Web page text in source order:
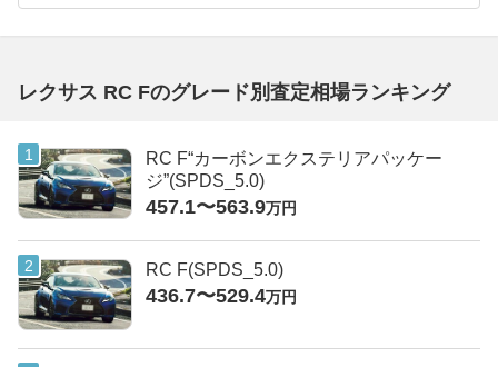
レクサス RC Fのグレード別査定相場ランキング
RC F“カーボンエクステリアパッケー
ジ”(SPDS_5.0)
457.1〜563.9万円
RC F(SPDS_5.0)
436.7〜529.4万円